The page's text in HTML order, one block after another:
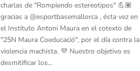
charlas de "Rompiendo estereotipos" 💪🏽
gracias a @esportbasemallorca , ésta vez en
el Instituto Antoni Maura en el cotexto de
"25N Maura Coeducació", por el día contra la
violencia machista. 💜 Nuestro objetivo es
desmitificar los...